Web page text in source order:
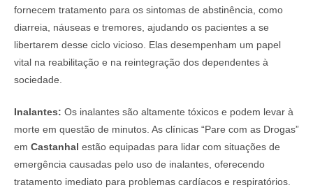
fornecem tratamento para os sintomas de abstinência, como
diarreia, náuseas e tremores, ajudando os pacientes a se
libertarem desse ciclo vicioso. Elas desempenham um papel
vital na reabilitação e na reintegração dos dependentes à
sociedade.
Inalantes: Os inalantes são altamente tóxicos e podem levar à
morte em questão de minutos. As clínicas “Pare com as Drogas”
em Castanhal estão equipadas para lidar com situações de
emergência causadas pelo uso de inalantes, oferecendo
tratamento imediato para problemas cardíacos e respiratórios.